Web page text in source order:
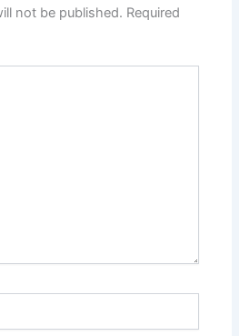
not be published. Required